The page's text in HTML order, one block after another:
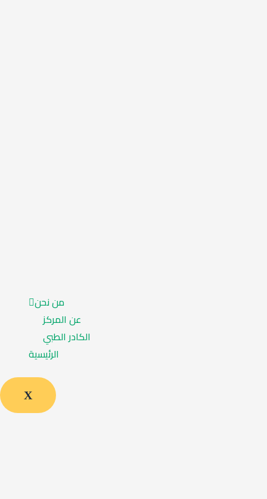
من نحن
عن المركز
الكادر الطبي
الرئيسية
X